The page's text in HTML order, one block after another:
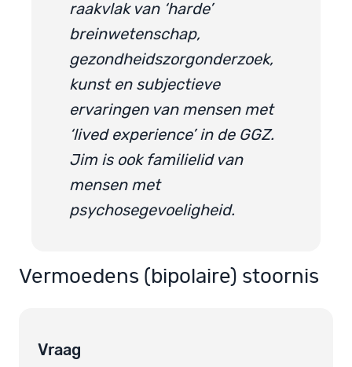
raakvlak van ‘harde’
breinwetenschap,
gezondheidszorgonderzoek,
kunst en subjectieve
ervaringen van mensen met
‘lived experience’ in de GGZ.
Jim is ook familielid van
mensen met
psychosegevoeligheid.
Vermoedens (bipolaire) stoornis
Vraag